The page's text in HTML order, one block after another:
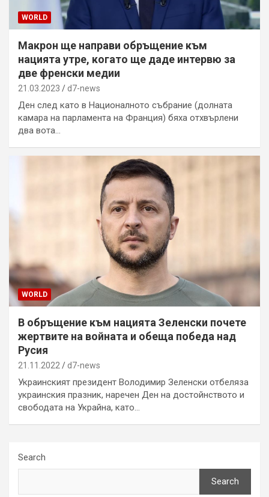
WORLD
Макрон ще направи обръщение към
нацията утре, когато ще даде интервю за
две френски медии
21.03.2023 d7-news
Ден след като в Националното събрание (долната
камара на парламента на Франция) бяха отхвърлени
два вота…
WORLD
В обръщение към нацията Зеленски почете
жертвите на войната и обеща победа над
Русия
21.11.2022 d7-news
Украинският президент Володимир Зеленски отбеляза
украинския празник, наречен Ден на достойнството и
свободата на Украйна, като…
Search
Search